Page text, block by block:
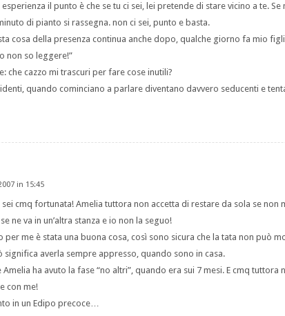
esperienza il punto è che se tu ci sei, lei pretende di stare vicino a te.
di pianto si rassegna. non ci sei, punto e basta.
cosa della presenza continua anche dopo, qualche giorno fa mio
non so leggere!”
che cazzo mi trascuri per fare cose inutili?
quando cominciano a parlare diventano davvero seducenti e
in 15:45
sei cmq fortunata! Amelia tuttora non accetta di restare da sola se non
ne va in un’altra stanza e io non la seguo!
per me è stata una buona cosa, così sono sicura che la tata non può
significa averla sempre appresso, quando sono in casa.
Amelia ha avuto la fase “no altri”, quando era sui 7 mesi. E cmq
con me!
in un Edipo precoce…